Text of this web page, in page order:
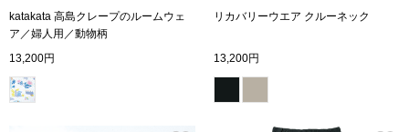
ベルト
katakata 高島クレープのルームウェ
ア／婦人用／動物柄
13,200円
リカバリーウエア クルーネック
13,200円